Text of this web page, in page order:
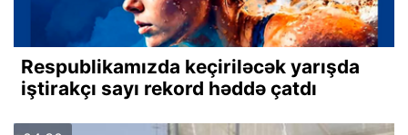
Respublikamızda keçiriləcək yarışda
iştirakçı sayı rekord həddə çatdı